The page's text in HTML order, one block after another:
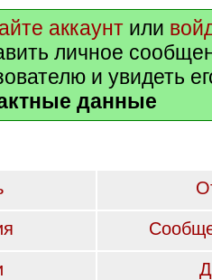
аккаунт или
личное
и увидеть
данные